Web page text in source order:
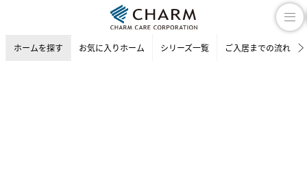
ホームを探す お気に入りホーム シリーズ一覧 ご入居までの流れ